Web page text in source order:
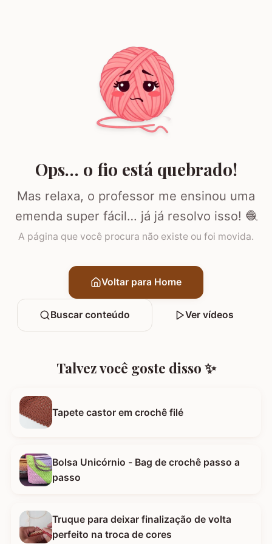
Ops… o fio está quebrado!
Mas relaxa, o professor me ensinou uma
emenda super fácil… já já resolvo isso! 🧶
A página que você procura não existe ou foi movida.
Voltar para Home
Buscar conteúdo Ver vídeos
Talvez você goste disso ✨
Tapete castor em crochê filé
Bolsa Unicórnio - Bag de crochê passo a
passo
Truque para deixar finalização de volta
perfeito na troca de cores